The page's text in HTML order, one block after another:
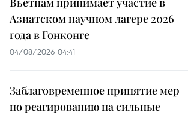
Азиатском научном лагере 2026
года в Гонконге
04/08/2026 04:41
Заблаговременное принятие мер
по реагированию на сильные